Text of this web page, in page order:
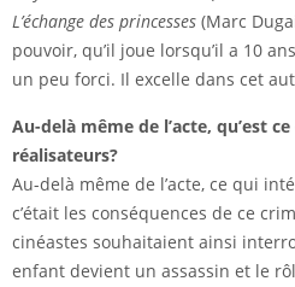
L’échange des princesses (Marc
pouvoir, qu’il joue lorsqu’il a 10
un peu forci. Il excelle dans cet
Au-delà même de l’acte, qu’est
réalisateurs?
Au-delà même de l’acte, ce qui
c’était les conséquences de ce
cinéastes souhaitaient ainsi
enfant devient un assassin et le